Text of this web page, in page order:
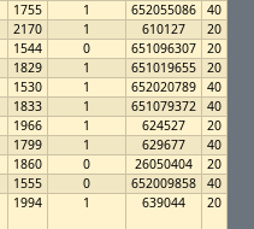
1755 1 652055086
40
2170 1 610127
20
1544 0 651096307
20
1829 1 651019655
20
1530 1 652020789
40
1833 1 651079372
40
1966 1 624527
20
1799 1 629677
40
1860 0 26050404
20
1555 0 652009858
40
1994 1 639044 20